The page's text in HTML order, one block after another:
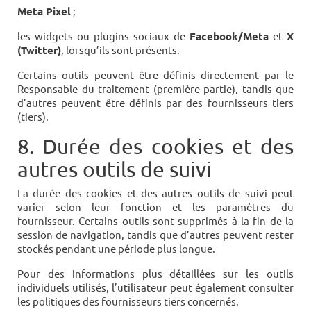
Meta Pixel ;
les widgets ou plugins sociaux de Facebook/Meta et X
(Twitter), lorsqu’ils sont présents.
Certains outils peuvent être définis directement par le
Responsable du traitement (première partie), tandis que
d’autres peuvent être définis par des fournisseurs tiers
(tiers).
8. Durée des cookies et des
autres outils de suivi
La durée des cookies et des autres outils de suivi peut
varier selon leur fonction et les paramètres du
fournisseur. Certains outils sont supprimés à la fin de la
session de navigation, tandis que d’autres peuvent rester
stockés pendant une période plus longue.
Pour des informations plus détaillées sur les outils
individuels utilisés, l’utilisateur peut également consulter
les politiques des fournisseurs tiers concernés.